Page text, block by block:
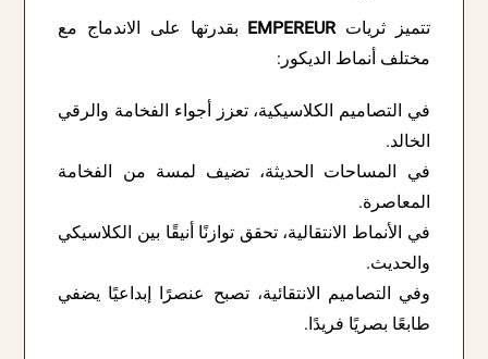
تتميز ثريات EMPEREUR بقدرتها على الاندماج مع
مختلف أنماط الديكور:
في التصاميم الكلاسيكية، تعزز أجواء الفخامة والرقي
الخالد.
في المساحات الحديثة، تضيف لمسة من الفخامة
المعاصرة.
في الأنماط الانتقالية، تحقق توازنًا أنيقًا بين الكلاسيكي
والحديث.
وفي التصاميم الانتقائية، تصبح عنصرًا إبداعيًا يضفي
طابعًا بصريًا فريدًا.